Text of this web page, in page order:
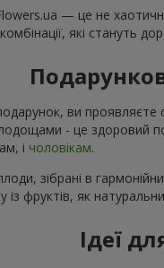
— це не
які стануть
ви
- це
і чоловікам.
зібрані в
із фруктів, як
Ідеї